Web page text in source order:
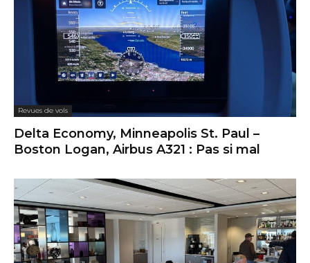
Revues de vols
Delta Economy, Minneapolis St. Paul –
Boston Logan, Airbus A321 : Pas si mal